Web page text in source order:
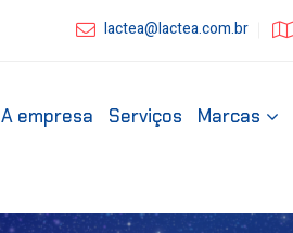
lactea@lactea.com.br
A empresa Serviços Marcas